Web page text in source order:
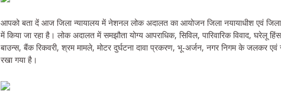
आपको बता दें आज जिला न्यायालय में नेशनल लोक अदालत का आयोजन जिला नयायाधीश एवं जिला
में किया जा रहा है। लोक अदालत में समझौता योग्य आपराधिक, सिविल, पारिवारिक विवाद, घरेलू
बाउन्स, बैंक रिकवरी, श्रम मामले, मोटर दुर्घटना दावा प्रकरण, भू-अर्जन, नगर निगम के जलकर
रखा गया है।